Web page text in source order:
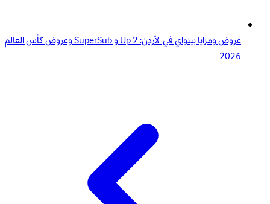
عروض ومزايا بيتواي في الأردن: 2 Up و SuperSub وعروض كأس العالم
2026